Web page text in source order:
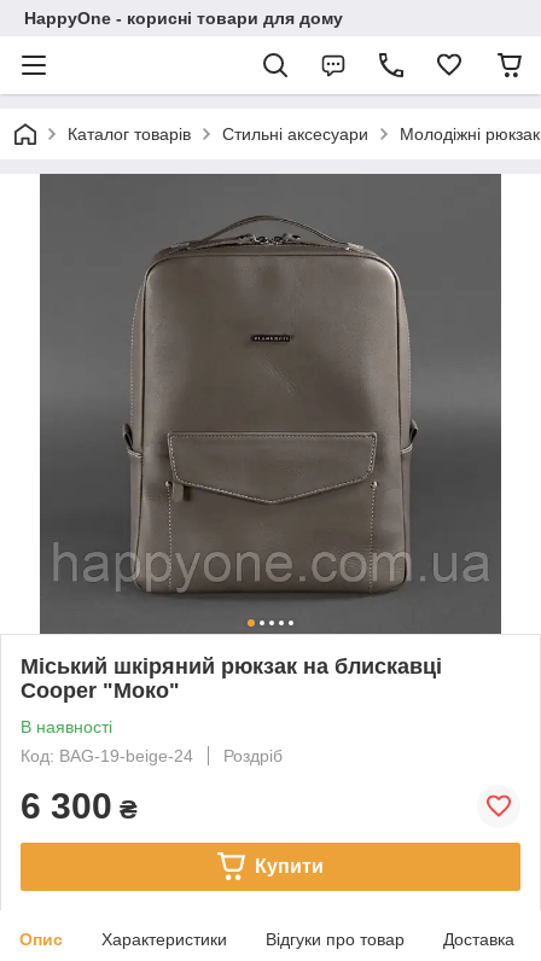
HappyOne - корисні товари для дому
Каталог товарів Стильні аксесуари Молодіжні
Міський шкіряний рюкзак на блискавці
Cooper "Моко"
В наявності
Код: BAG-19-beige-24
Роздріб
6 300 ₴
Купити
Опис Характеристики Відгуки про товар Доставка